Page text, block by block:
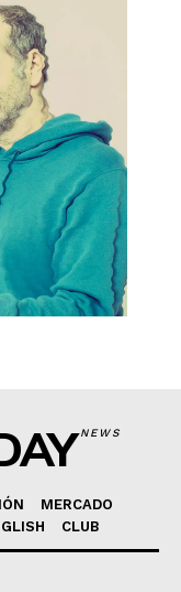
NEWS
MERCADO
CLUB